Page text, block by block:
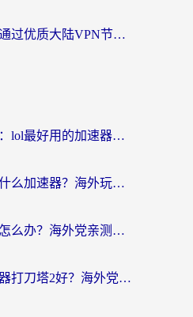
海外党必看：如何通过优质大陆VPN节点无缝访问国内资源？
留学生海外党必看：lol最好用的加速器怎么选？附一梦江湖、神鬼传奇加速攻略
境外玩鸿图之下用什么加速器？海外玩家必看的国服游戏加速全攻略
在日本打不开原神怎么办？海外党亲测有效的国服游戏加速指南
在国外用什么加速器打刀塔2好？海外党国服游戏加速避坑指南